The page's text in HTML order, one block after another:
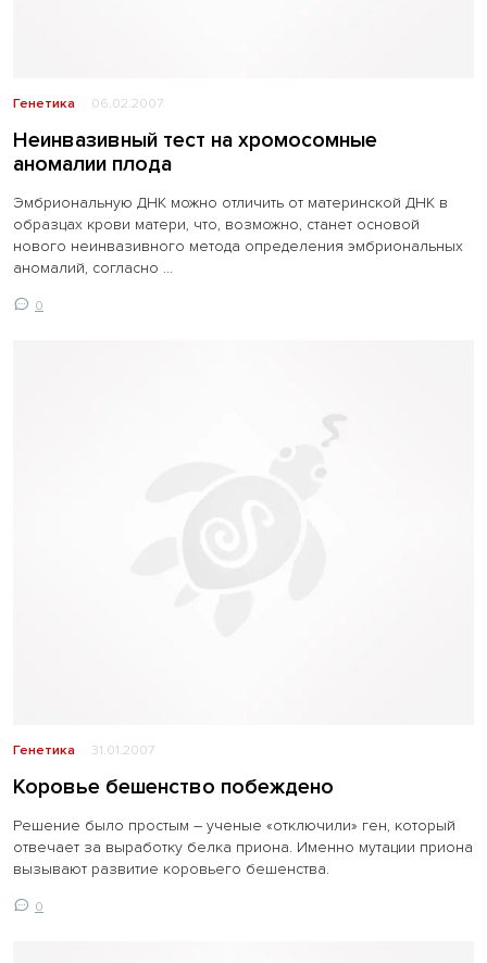
Генетика 06.02.2007
Неинвазивный тест на хромосомные
аномалии плода
Эмбриональную ДНК можно отличить от материнской ДНК в
образцах крови матери, что, возможно, станет основой
нового неинвазивного метода определения эмбриональных
аномалий, согласно ...
0
Генетика 31.01.2007
Коровье бешенство побеждено
Решение было простым – ученые «отключили» ген, который
отвечает за выработку белка приона. Именно мутации приона
вызывают развитие коровьего бешенства.
0